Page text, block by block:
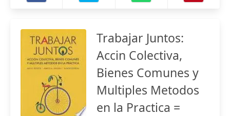
Trabajar Juntos:
Accin Colectiva,
Bienes Comunes y
Multiples Metodos
en la Practica =